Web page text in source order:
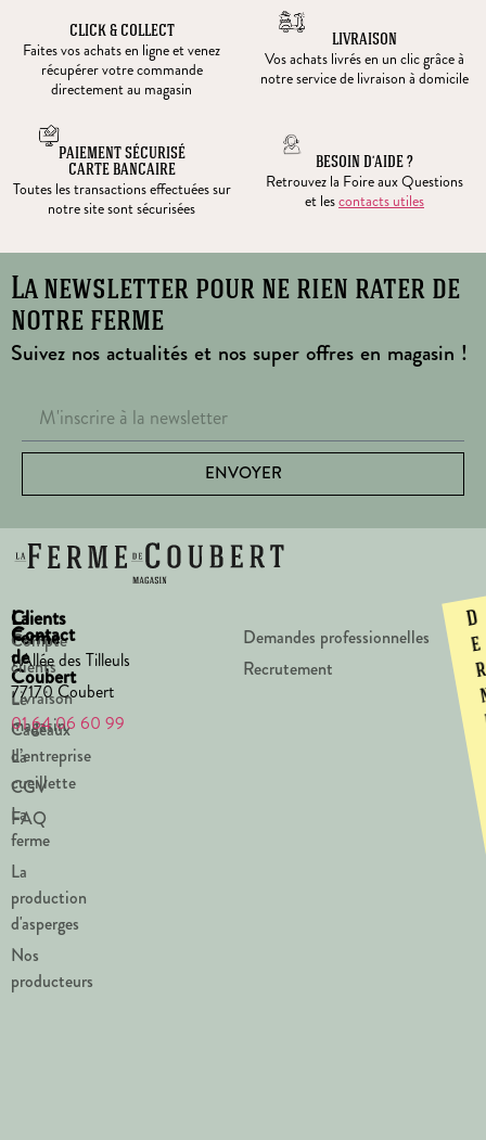
CLICK & COLLECT
Faites vos achats en ligne et venez
récupérer votre commande
directement au magasin
LIVRAISON
Vos achats livrés en un clic grâce à
notre service de livraison à domicile
PAIEMENT SÉCURISÉ
CARTE BANCAIRE
Toutes les transactions effectuées sur
notre site sont sécurisées
BESOIN D’AIDE ?
Retrouvez la Foire aux Questions
et lescontacts utiles
La newsletter pour ne rien rater de
notre ferme
Suivez nos actualités et nos super offres en magasin !
ENVOYER
La
Ferme
de
Coubert
Le
magasin
La
cueillette
La
ferme
La
production
d'asperges
Nos
producteurs
Clients
Compte
clients
Livraison
Cadeaux
d’entreprise
CGV
FAQ
Contact
1 Allée des Tilleuls
77170 Coubert
01 64 06 60 99
Demandes professionnelles
Recrutement
D
e